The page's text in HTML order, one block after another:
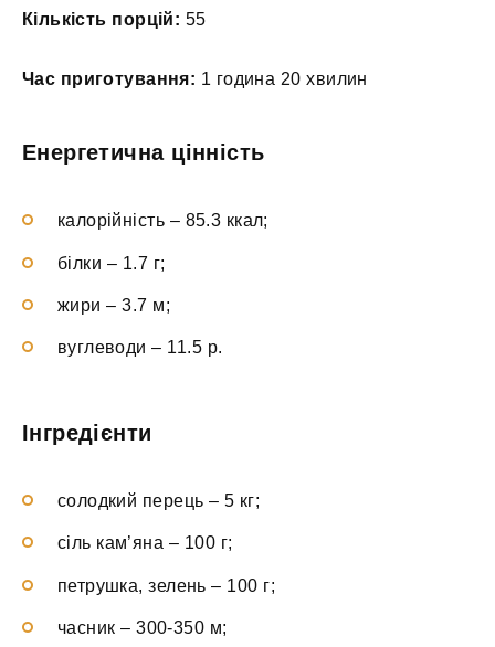
Кількість порцій: 55
Час приготування: 1 година 20 хвилин
Енергетична цінність
калорійність – 85.3 ккал;
білки – 1.7 г;
жири – 3.7 м;
вуглеводи – 11.5 р.
Інгредієнти
солодкий перець – 5 кг;
сіль кам’яна – 100 г;
петрушка, зелень – 100 г;
часник – 300-350 м;